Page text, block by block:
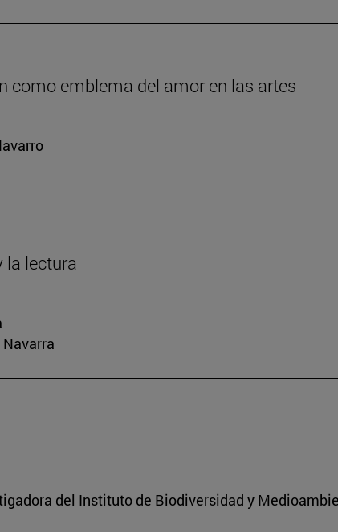
como emblema del amor en las artes
la lectura
del Instituto de Biodiversidad y